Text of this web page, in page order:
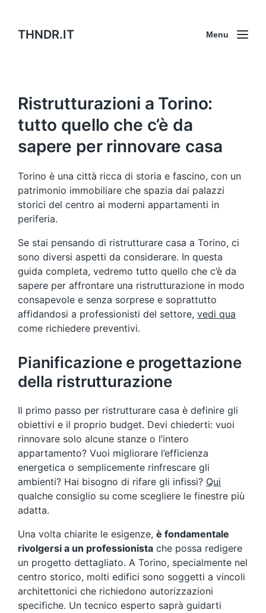
THNDR.IT Menu
Ristrutturazioni a Torino:
tutto quello che c’è da
sapere per rinnovare casa
Torino è una città ricca di storia e fascino, con un
patrimonio immobiliare che spazia dai palazzi
storici del centro ai moderni appartamenti in
periferia.
Se stai pensando di ristrutturare casa a Torino, ci
sono diversi aspetti da considerare. In questa
guida completa, vedremo tutto quello che c’è da
sapere per affrontare una ristrutturazione in modo
consapevole e senza sorprese e soprattutto
affidandosi a professionisti del settore, vedi qua
come richiedere preventivi.
Pianificazione e progettazione
della ristrutturazione
Il primo passo per ristrutturare casa è definire gli
obiettivi e il proprio budget. Devi chiederti: vuoi
rinnovare solo alcune stanze o l’intero
appartamento? Vuoi migliorare l’efficienza
energetica o semplicemente rinfrescare gli
ambienti? Hai bisogno di rifare gli infissi? Qui
qualche consiglio su come scegliere le finestre più
adatta.
Una volta chiarite le esigenze, è fondamentale
rivolgersi a un professionista che possa redigere
un progetto dettagliato. A Torino, specialmente nel
centro storico, molti edifici sono soggetti a vincoli
architettonici che richiedono autorizzazioni
specifiche. Un tecnico esperto saprà guidarti